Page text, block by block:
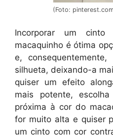
(Foto:
Incorporar um
macaquinho é ótima
e,
silhueta, deixando-a
quiser um efeito
mais potente,
próxima à cor do
for muito alta e quiser
um cinto com cor